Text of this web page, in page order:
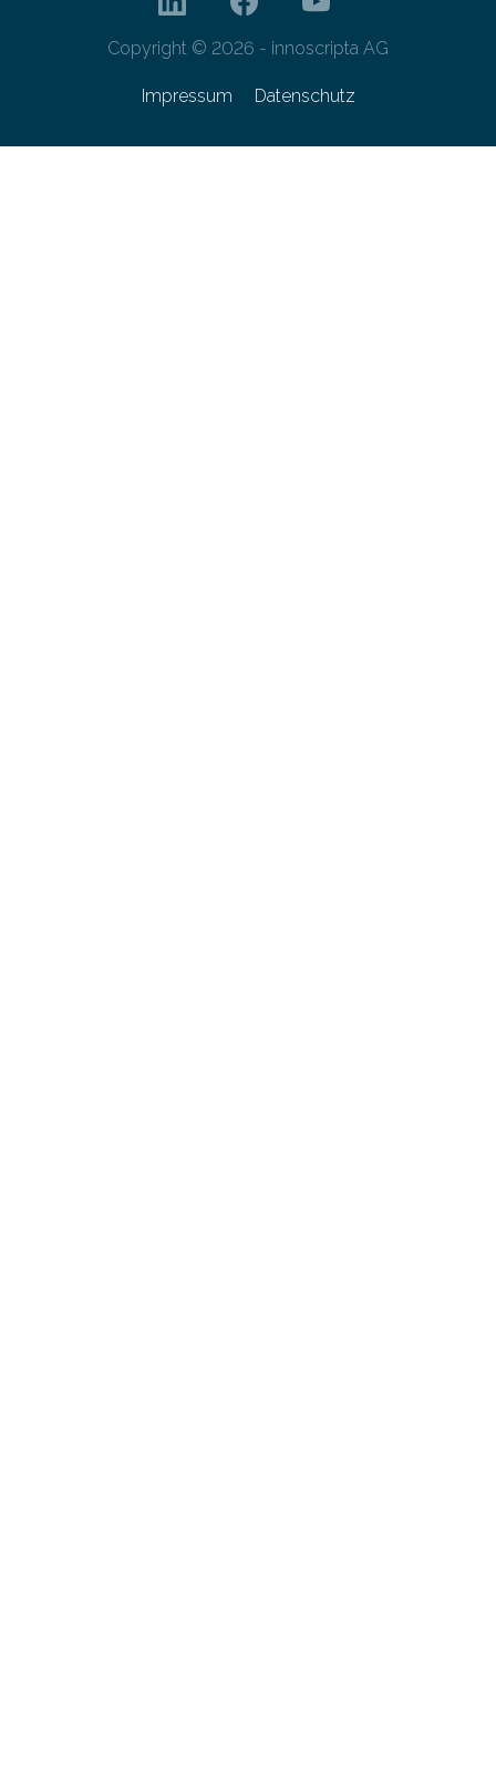
Copyright © 2026 - innoscripta AG
Impressum Datenschutz